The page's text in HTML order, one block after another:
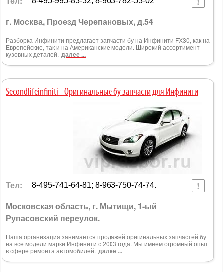
г. Москва, Проезд Черепановых, д.54
Разборка Инфинити предлагает запчасти бу на Инфинити FX30, как на
Европейские, так и на Американские модели. Широкий ассортимент
кузовных деталей. далее ...
Secondlifeinfiniti - Оригинальные бу запчасти для Инфинити
Тел: 8-495-741-64-81; 8-963-750-74-74.
Московская область, г. Мытищи, 1-ый
Рупасовский переулок.
Наша организация занимается продажей оригинальных запчастей бу
на все модели марки Инфинити с 2003 года. Мы имеем огромный опыт
в сфере ремонта автомобилей. далее ...